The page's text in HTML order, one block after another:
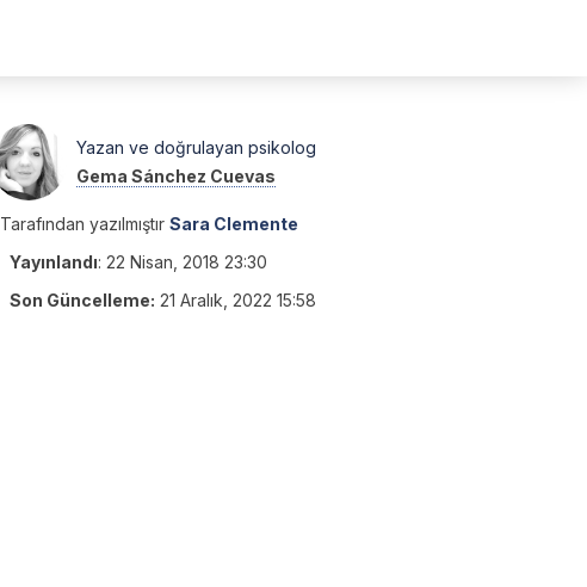
Yazan ve doğrulayan psikolog
Gema Sánchez Cuevas
Tarafından yazılmıştır Sara Clemente
Yayınlandı: 22 Nisan, 2018 23:30
Son Güncelleme: 21 Aralık, 2022 15:58